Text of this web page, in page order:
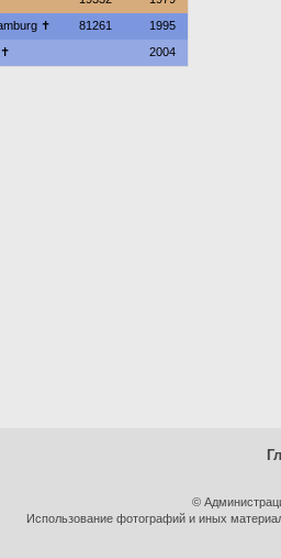
✝ 81261 1995
2004
©
Использование фотографий и иных